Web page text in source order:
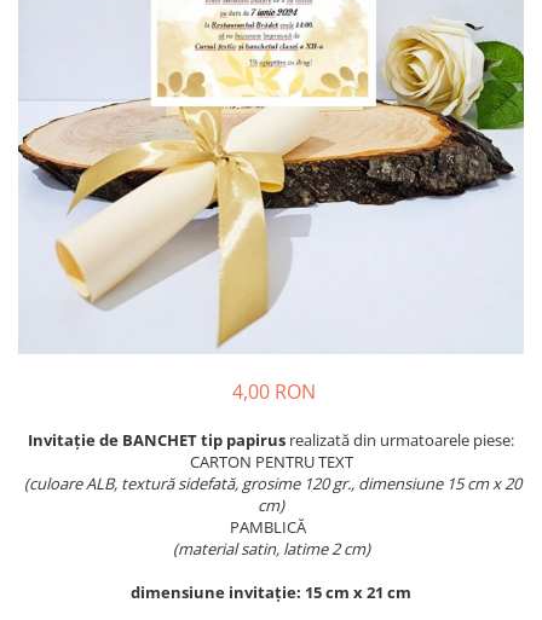
Meniuri & nr de BOTEZ
Plicuri si cartoane pentru INVITATII
TAVA pentru MOT
Cruciulite de BOTEZ
Invitatii BANCHET
Baloane & decoratiuni BOTEZ
Trusouri & Lumanari Botez
Pahare Miri & Nasi
Inmormatare/pomana
Meniuri pentru NUNTA
Decoratiuni NUNTA
4,00 RON
Invitație de BANCHETtip papirus realizată din urmatoarele piese:
CARTON PENTRU TEXT
(culoare ALB, textură sidefată, grosime 120 gr., dimensiune 15 cm x 20
cm)
PAMBLICĂ
(material satin, latime 2 cm)
dimensiune invitație: 15 cm x 21 cm